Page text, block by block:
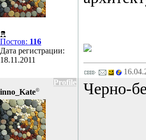
Постов: 116
Дата регистрации:
18.11.2011
Profile
inno_Kate© Черно-